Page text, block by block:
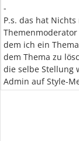
-
P.s. das hat
dem ich ein
dem Thema zu
die selbe Stellung
Admin auf Style-